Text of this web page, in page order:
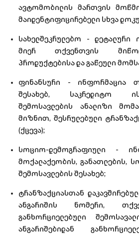
ავტომობილის მართვის
მაიდენტიფიცირებელი სხვა
სახელშეკრულებო - დეტალური
მიერ თქვენთვის
პროდუქტებისა და გაწეული
ფინანსური - ინფორმაცია
შესახებ, საკრედიტო
შემოსავლების ანალიზი
მიზნით, შესრულებული
(ქცევა);
სოციო-დემოგრაფიული -
მოქალაქეობის, განათლების,
შემოსავლების შესახებ;
ტრანზაქციასთან
ანგარიშის ნომერი,
განხორციელებული
ანგარიშებიდან